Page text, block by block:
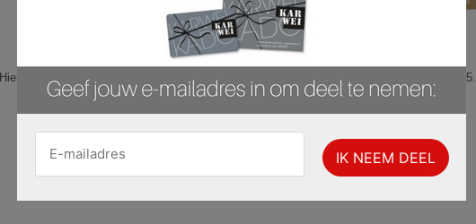
Hier is pagina 7 van 44 pagina's van de Karwei folder, geldig van 03.02.2025 tot 16.02.2025.